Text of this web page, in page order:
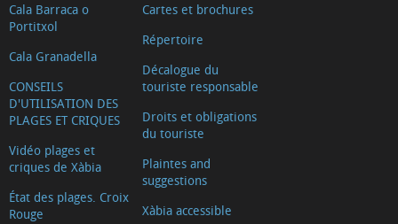
Cala Barraca o
Portitxol
Cala Granadella
CONSEILS
D'UTILISATION DES
PLAGES ET CRIQUES
Vidéo plages et
criques de Xàbia
État des plages. Croix
Rouge
Cartes et brochures
Répertoire
Décalogue du
touriste responsable
Droits et obligations
du touriste
Plaintes and
suggestions
Xàbia accessible